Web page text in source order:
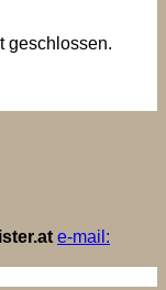
geschlossen.
e-mail: